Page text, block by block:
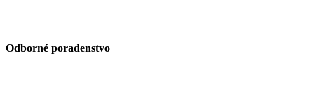
Odborné poradenstvo